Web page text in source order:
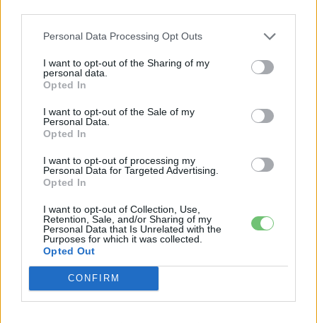
Personal Data Processing Opt Outs
I want to opt-out of the Sharing of my
personal data.
Opted In
I want to opt-out of the Sale of my
Personal Data.
Opted In
I want to opt-out of processing my
Personal Data for Targeted Advertising.
Opted In
I want to opt-out of Collection, Use,
Retention, Sale, and/or Sharing of my
Personal Data that Is Unrelated with the
Purposes for which it was collected.
Opted Out
CONFIRM
piacra az új Mercedes GLA — és nem is
drága
Elektromos
villanyautója – 645 kilométert bír egy
töltéssel
Elektromos
Kis híján elveszítette Rastatt az
elektromos Mercedes GLA gyártását